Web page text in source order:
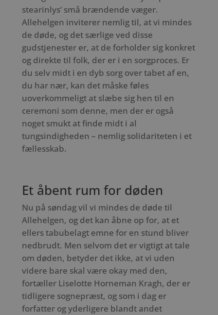
stearinlys’ små brændende væger.
Allehelgen inviterer nemlig til, at vi mindes
de døde, og det særlige ved disse
gudstjenester er, at de forholder sig konkret
og direkte til folk, der er i en sorgproces. Er
du selv midt i en dyb sorg over tabet af en,
du har nær, kan det måske føles
uoverkommeligt at slæbe sig hen til en
ceremoni som denne, men der er også
noget smukt at finde midt i al
tungsindigheden – nemlig solidariteten i et
fællesskab.
Et åbent rum for døden
Nu på søndag vil vi mindes de døde til
Allehelgen, og det kan åbne op for, at et
ellers tabubelagt emne for en stund bliver
nedbrudt. Men selvom det er vigtigt at tale
om døden, betyder det ikke, at vi uden
videre bare skal være okay med den,
fortæller Liselotte Horneman Kragh, der er
tidligere sognepræst, og som i dag er
forfatter og yderligere blandt andet